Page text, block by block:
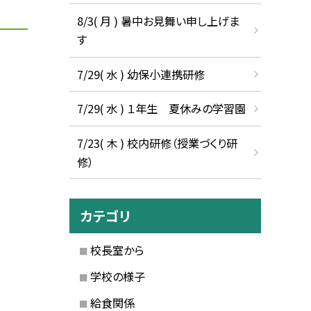
8/3( 月 ) 暑中お見舞い申し上げま
す
7/29( 水 ) 幼保小連携研修
7/29( 水 ) １年生 夏休みの学習園
7/23( 木 ) 校内研修（授業づくり研
修）
カテゴリ
校長室から
学校の様子
給食関係